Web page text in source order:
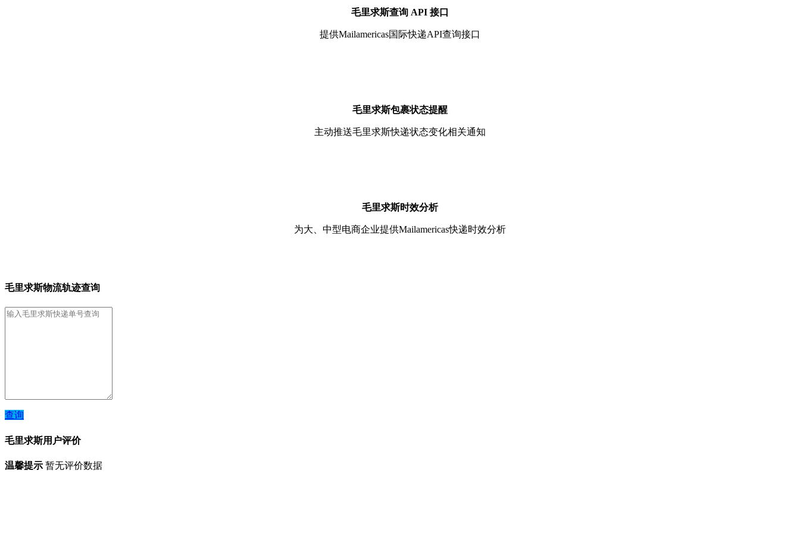
毛里求斯查询 API 接口
提供Mailamericas国际快递API查询接口
毛里求斯包裹状态提醒
主动推送毛里求斯快递状态变化相关通知
毛里求斯时效分析
为大、中型电商企业提供Mailamericas快递时效分析
毛里求斯物流轨迹查询
查询
毛里求斯用户评价
温馨提示 暂无评价数据